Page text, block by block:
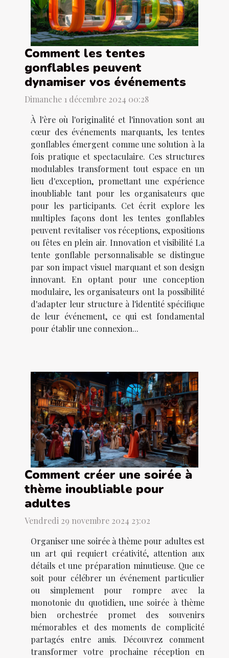
Comment les tentes
gonflables peuvent
dynamiser vos événements
Dimanche 1 décembre 2024 00:28
À l'ère où l'originalité et l'innovation sont au
cœur des événements marquants, les tentes
gonflables émergent comme une solution à la
fois pratique et spectaculaire. Ces structures
modulables transforment tout espace en un
lieu d'exception, promettant une expérience
inoubliable tant pour les organisateurs que
pour les participants. Cet écrit explore les
multiples façons dont les tentes gonflables
peuvent revitaliser vos réceptions, expositions
ou fêtes en plein air. Innovation et visibilité La
tente gonflable personnalisable se distingue
par son impact visuel marquant et son design
innovant. En optant pour une conception
modulaire, les organisateurs ont la possibilité
d'adapter leur structure à l'identité spécifique
de leur événement, ce qui est fondamental
pour établir une connexion...
Comment créer une soirée à
thème inoubliable pour
adultes
Vendredi 29 novembre 2024 23:02
Organiser une soirée à thème pour adultes est
un art qui requiert créativité, attention aux
détails et une préparation minutieuse. Que ce
soit pour célébrer un événement particulier
ou simplement pour rompre avec la
monotonie du quotidien, une soirée à thème
bien orchestrée promet des souvenirs
mémorables et des moments de complicité
partagés entre amis. Découvrez comment
transformer votre prochaine réception en